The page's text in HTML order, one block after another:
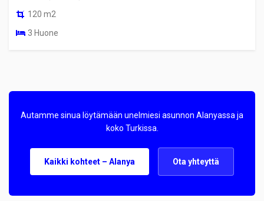
120 m2
3 Huone
Autamme sinua löytämään unelmiesi asunnon Alanyassa ja
koko Turkissa.
Kaikki kohteet – Alanya Ota yhteyttä